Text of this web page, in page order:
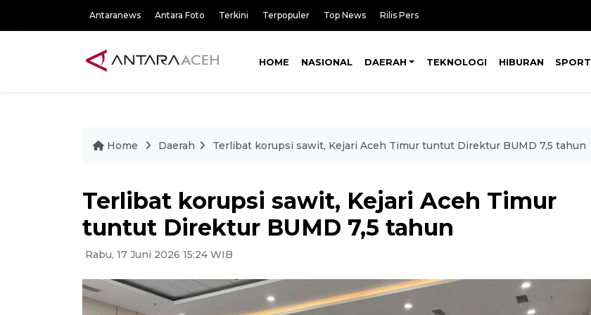
Antaranews Antara Foto Terkini Terpopuler Top News Rilis Pers
HOME NASIONAL DAERAH TEKNOLOGI HIBURAN SPORT
Home Daerah Terlibat korupsi sawit, Kejari Aceh Timur tuntut Direktur BUMD 7,5 tahun
Terlibat korupsi sawit, Kejari Aceh Timur
tuntut Direktur BUMD 7,5 tahun
Rabu, 17 Juni 2026 15:24 WIB